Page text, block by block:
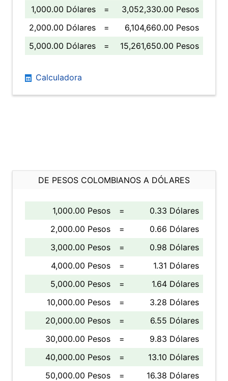
1,000.00 Dólares
=
3,052,330.00 Pesos
2,000.00 Dólares
=
6,104,660.00 Pesos
5,000.00 Dólares
= 15,261,650.00 Pesos
Calculadora
DE PESOS COLOMBIANOS A DÓLARES
1,000.00 Pesos =
0.33 Dólares
2,000.00 Pesos
=
0.66 Dólares
3,000.00 Pesos
=
0.98 Dólares
4,000.00 Pesos
=
1.31 Dólares
5,000.00 Pesos
=
1.64 Dólares
10,000.00 Pesos
=
3.28 Dólares
20,000.00 Pesos
=
6.55 Dólares
30,000.00 Pesos
=
9.83 Dólares
40,000.00 Pesos
=
13.10 Dólares
50,000.00 Pesos
= 16.38 Dólares